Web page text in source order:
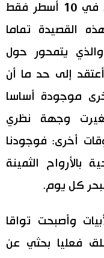
300 من المختارات الأدبية الأخرى. في 10 أسطر فقط
القصيدة تماما
يتمحور حول
إلى حد ما أن
موجودة أساسا
وجهة نظري
أخرى: فوجودنا
بالأرواح الثمينة
كل يوم.
وأصبحت تواقا
فعليا بحثي عن